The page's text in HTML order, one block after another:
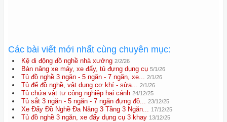
Các bài viết mới nhất cùng chuyên mục:
Kệ di động đồ nghề nhà xưởng 2/2/26
Bàn nâng xe máy, xe đẩy, tủ đựng dụng cụ 5/1/26
Tủ đồ nghề 3 ngăn - 5 ngăn - 7 ngăn, xe... 2/1/26
Tủ để đồ nghề, vật dụng cơ khí - sửa... 2/1/26
Tủ chứa vật tư công nghiệp hai cánh 24/12/25
Tủ sắt 3 ngăn - 5 ngăn - 7 ngăn đựng đồ... 23/12/25
Xe Đẩy Đồ Nghề Đa Năng 3 Tầng 3 Ngăn... 17/12/25
Tủ đồ nghề 3 ngăn, xe đẩy dụng cụ 3 khay 13/12/25